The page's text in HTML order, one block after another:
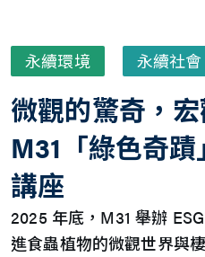
永續環境 永續社會
微觀的驚奇，宏
M31「綠色奇
講座
2025 年底，M31 舉辦
進食蟲植物的微觀世界與